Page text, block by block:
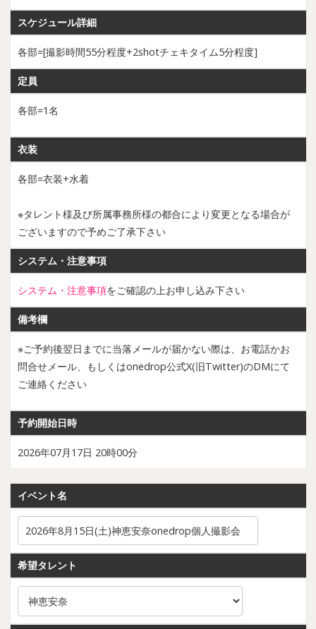
スケジュール詳細
各部=[撮影時間55分程度+2shotチェキタイム5分程度]
定員
各部=1名
衣装
各部=衣装+水着
※タレント様及び所属事務所様の都合により変更となる場合が
ございますので予めご了承下さい
システム・注意事項
システム・注意事項をご確認の上お申し込み下さい
備考欄
※ご予約後翌日までに当落メールが届かない際は、お電話かお
問合せメール、もしくはonedrop公式X(旧Twitter)のDMにて
ご連絡ください
予約開始日時
2026年07月17日 20時00分
イベント名
希望タレント